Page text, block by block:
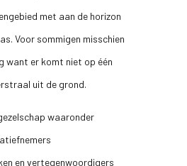
met aan de horizon
Voor sommigen misschien
want er komt niet op één
uit de grond.
waaronder
en vertegenwoordigers